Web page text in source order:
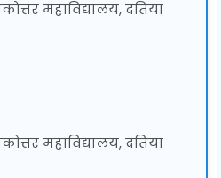
महाविद्यालय, दतिया
महाविद्यालय, दतिया